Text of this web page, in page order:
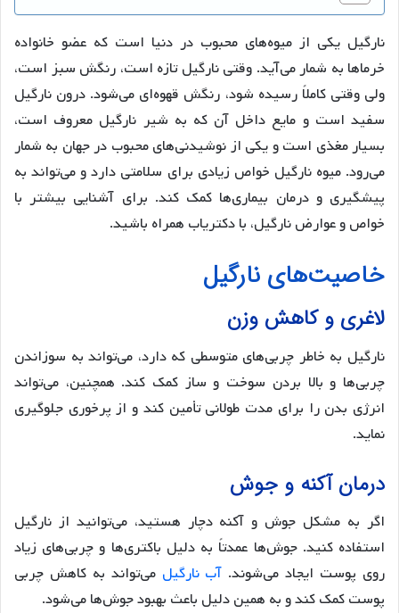
نارگیل یکی از میوه‌های محبوب در دنیا است که عضو خانواده
خرماها به شمار می‌آید. وقتی نارگیل تازه است، رنگش سبز است،
ولی وقتی کاملاً رسیده شود، رنگش قهوه‌ای می‌شود. درون نارگیل
سفید است و مایع داخل آن که به شیر نارگیل معروف است،
بسیار مغذی است و یکی از نوشیدنی‌های محبوب در جهان به شمار
می‌رود. میوه نارگیل خواص زیادی برای سلامتی دارد و می‌تواند به
پیشگیری و درمان بیماری‌ها کمک کند. برای آشنایی بیشتر با
خواص و عوارض نارگیل، با دکتریاب همراه باشید.
خاصیت‌های نارگیل
لاغری و کاهش وزن
نارگیل به خاطر چربی‌های متوسطی که دارد، می‌تواند به سوزاندن
چربی‌ها و بالا بردن سوخت و ساز کمک کند. همچنین، می‌تواند
انرژی بدن را برای مدت طولانی تأمین کند و از پرخوری جلوگیری
نماید.
درمان آکنه و جوش
اگر به مشکل جوش و آکنه دچار هستید، می‌توانید از نارگیل
استفاده کنید. جوش‌ها عمدتاً به دلیل باکتری‌ها و چربی‌های زیاد
روی پوست ایجاد می‌شوند. آب نارگیل می‌تواند به کاهش چربی
پوست کمک کند و به همین دلیل باعث بهبود جوش‌ها می‌شود.